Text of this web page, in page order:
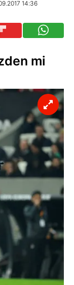
14:36
mi